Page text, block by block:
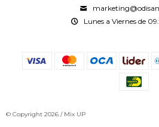
Lunes a Viernes de
© Copyright 2026 / Mix UP